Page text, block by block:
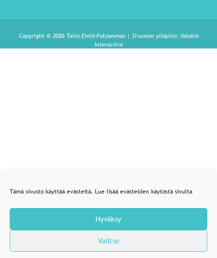
Tämä sivusto käyttää evästeitä. Lue lisää evästeiden käytöstä sivulta
Hyväksy
Valitse
Copyright © 2026 Taito Etelä-Pohjanmaa | Sivuston ylläpito: Valakia
Interactive